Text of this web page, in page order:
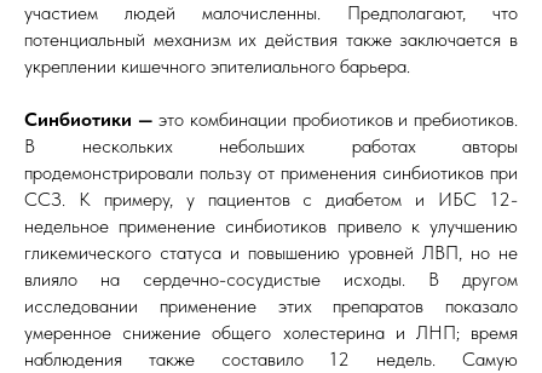
участием людей малочисленны. Предполагают, что
потенциальный механизм их действия также заключается в
укреплении кишечного эпителиального барьера.
Синбиотики —это комбинации пробиотиков и пребиотиков.
В нескольких небольших работах авторы
продемонстрировали пользу от применения синбиотиков при
ССЗ. К примеру, у пациентов с диабетом и ИБС 12-
недельное применение синбиотиков привело к улучшению
гликемического статуса и повышению уровней ЛВП, но не
влияло на сердечно-сосудистые исходы. В другом
исследовании применение этих препаратов показало
умеренное снижение общего холестерина и ЛНП; время
наблюдения также составило 12 недель. Самую